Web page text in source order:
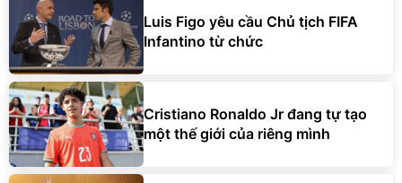
Luis Figo yêu cầu Chủ tịch FIFA
Infantino từ chức
Cristiano Ronaldo Jr đang tự tạo
một thế giới của riêng mình